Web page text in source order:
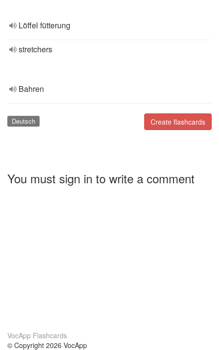
Löffel fütterung
stretchers
Bahren
Create flashcards
Deutsch
You must sign in to write a comment
VocApp Flashcards
© Copyright 2026 VocApp